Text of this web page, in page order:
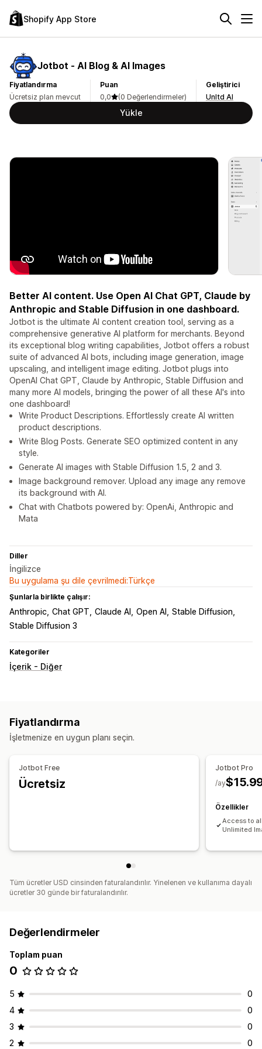
Shopify App Store
Jotbot ‑ AI Blog & AI Images
Fiyatlandırma
Ücretsiz plan mevcut
Puan
0,0
(0 Değerlendirmeler)
Geliştirici
Unltd AI
Yükle
Better AI content. Use Open AI Chat GPT, Claude by
Anthropic and Stable Diffusion in one dashboard.
Jotbot is the ultimate AI content creation tool, serving as a
comprehensive generative AI platform for merchants. Beyond
its exceptional blog writing capabilities, Jotbot offers a robust
suite of advanced AI bots, including image generation, image
upscaling, and intelligent image editing. Jotbot plugs into
OpenAI Chat GPT, Claude by Anthropic, Stable Diffusion and
many more AI models, bringing the power of all these AI's into
one dashboard!
Write Product Descriptions. Effortlessly create AI written
product descriptions.
Write Blog Posts. Generate SEO optimized content in any
style.
Generate AI images with Stable Diffusion 1.5, 2 and 3.
Image background remover. Upload any image any remove
its background with AI.
Chat with Chatbots powered by: OpenAi, Anthropic and
Mata
Diller
İngilizce
Bu uygulama şu dile çevrilmedi:Türkçe
Şunlarla birlikte çalışır:
Anthropic Chat GPT Claude AI Open AI
Stable Diffusion
Stable Diffusion 3
Kategoriler
İçerik - Diğer
Fiyatlandırma
İşletmenize en uygun planı seçin.
Jotbot Free
Ücretsiz
Jotbot Pro
/ay
Özellikler
Access to
Unlimited
Tüm ücretler USD cinsinden faturalandırılır. Yinelenen ve kullanıma dayalı
ücretler 30 günde bir faturalandırılır.
Değerlendirmeler
Toplam puan
0
5
0
4
0
3
0
2
0